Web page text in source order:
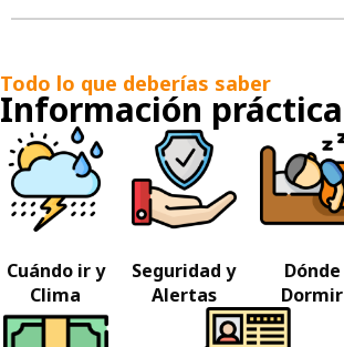
Todo lo que deberías saber
Información práctica
Cuándo ir y
Clima
Seguridad y
Alertas
Dónde
Dormir